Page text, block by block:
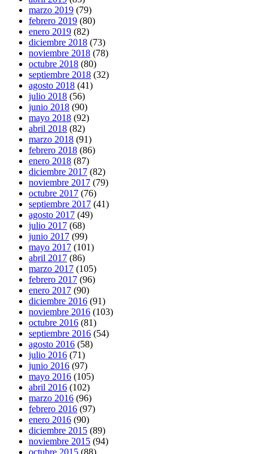
marzo 2019 (79)
febrero 2019 (80)
enero 2019 (82)
diciembre 2018 (73)
noviembre 2018 (78)
octubre 2018 (80)
septiembre 2018 (32)
agosto 2018 (41)
julio 2018 (56)
junio 2018 (90)
mayo 2018 (92)
abril 2018 (82)
marzo 2018 (91)
febrero 2018 (86)
enero 2018 (87)
diciembre 2017 (82)
noviembre 2017 (79)
octubre 2017 (76)
septiembre 2017 (41)
agosto 2017 (49)
julio 2017 (68)
junio 2017 (99)
mayo 2017 (101)
abril 2017 (86)
marzo 2017 (105)
febrero 2017 (96)
enero 2017 (90)
diciembre 2016 (91)
noviembre 2016 (103)
octubre 2016 (81)
septiembre 2016 (54)
agosto 2016 (58)
julio 2016 (71)
junio 2016 (97)
mayo 2016 (105)
abril 2016 (102)
marzo 2016 (96)
febrero 2016 (97)
enero 2016 (90)
diciembre 2015 (89)
noviembre 2015 (94)
octubre 2015 (88)